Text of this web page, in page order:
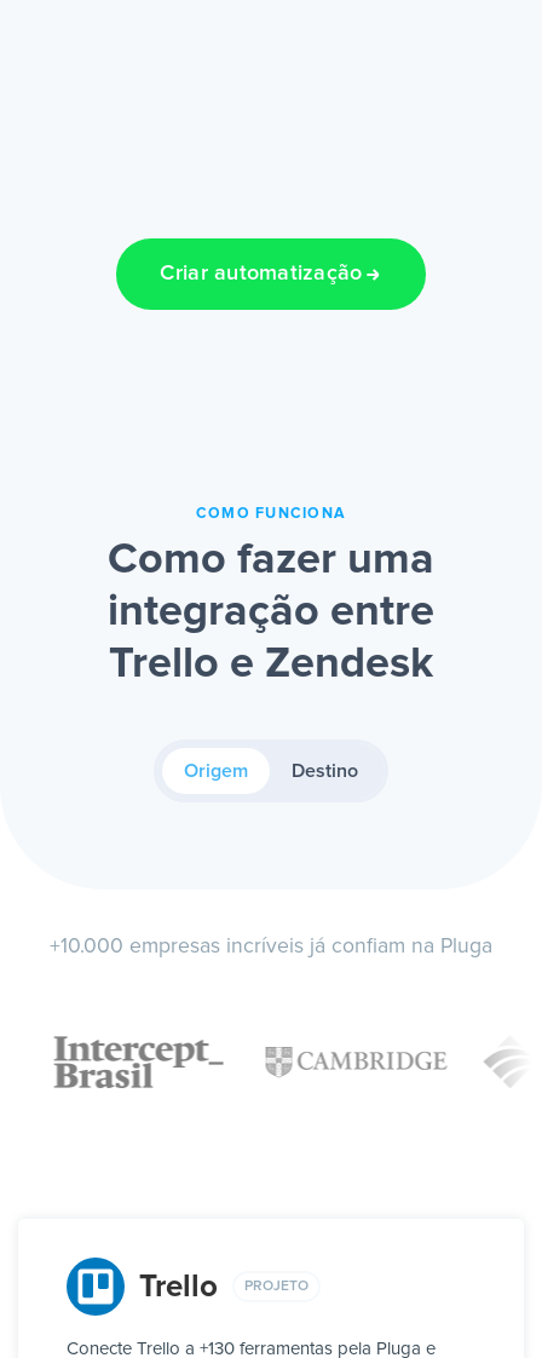
Criar automatização
COMO FUNCIONA
Como fazer uma
integração entre
Trello e Zendesk
Origem Destino
+10.000 empresas incríveis já confiam na Pluga
Trello PROJETO
Conecte Trello a +130 ferramentas pela Pluga e